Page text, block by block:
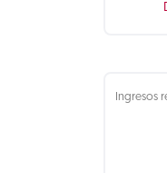
Ingresos